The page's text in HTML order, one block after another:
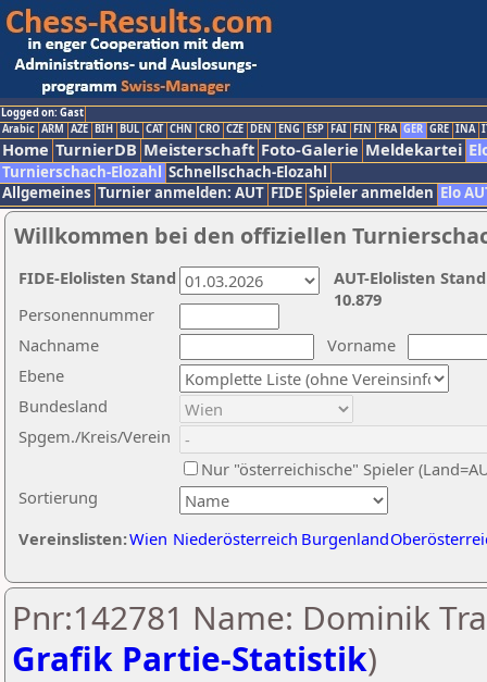
Logged on: Gast
Arabic ARM AZE BIH BUL CAT CHN CRO CZE DEN ENG ESP FAI FIN FRA GER GRE INA
Home TurnierDB Meisterschaft Foto-Galerie Meldekartei
Turnierschach-Elozahl Schnellschach-Elozahl
Allgemeines Turnier anmelden: AUT FIDE Spieler anmelden Elo
Willkommen bei den offiziellen
Nachname
Vorname
Ebene
Sortierung
Personennummer
Bundesland
Spgem./Kreis/Verein
Nur "österreichische" Spieler
Vereinslisten:Wien Niederösterreich Burgenland
AUT-Elolisten
10.879
FIDE-Elolisten Stand
Pnr:142781 Name: Dominik
Grafik Partie-Statistik)